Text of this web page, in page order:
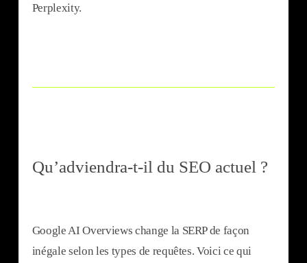
Perplexity.
Qu’adviendra-t-il du SEO actuel ?
Google AI Overviews change la SERP de façon
inégale selon les types de requêtes. Voici ce qui